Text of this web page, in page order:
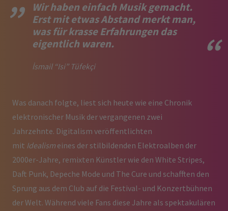
Wir haben einfach Musik gemacht.
Erst mit etwas Abstand merkt man,
was für krasse Erfahrungen das
eigentlich waren.
İsmail “Isi” Tüfekçi
Was danach folgte, liest sich heute wie eine Chronik
elektronischer Musik der vergangenen zwei
Jahrzehnte. Digitalism veröffentlichten
mit Idealism eines der stilbildenden Elektroalben der
2000er-Jahre, remixten Künstler wie den White Stripes,
Daft Punk, Depeche Mode und The Cure und schafften den
Sprung aus dem Club auf die Festival- und Konzertbühnen
der Welt. Während viele Fans diese Jahre als spektakulären